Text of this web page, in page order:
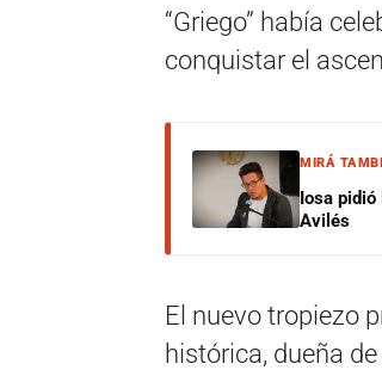
“Griego” había
conquistar el
MIRÁ
Iosa
Avilés
El nuevo tropiezo
histórica, dueña